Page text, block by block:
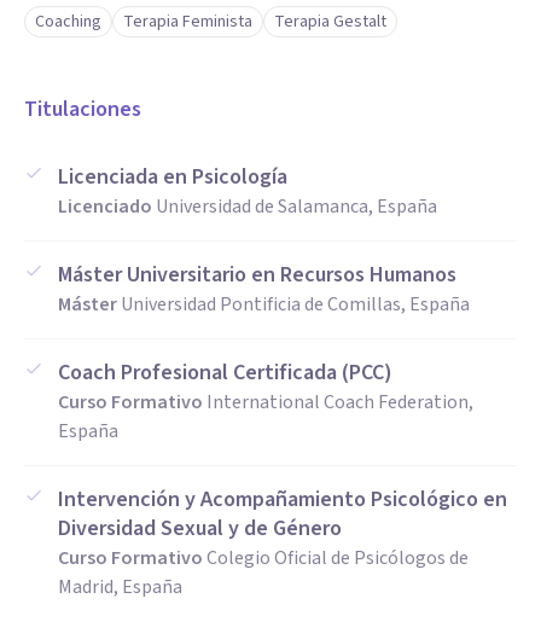
Coaching Terapia Feminista Terapia Gestalt
Titulaciones
Licenciada en Psicología
Licenciado Universidad de Salamanca, España
Máster Universitario en Recursos Humanos
MásterUniversidad Pontificia de Comillas, España
Coach Profesional Certificada (PCC)
Curso Formativo International Coach Federation,
España
Intervención y Acompañamiento Psicológico en
Diversidad Sexual y de Género
Curso FormativoColegio Oficial de Psicólogos de
Madrid, España